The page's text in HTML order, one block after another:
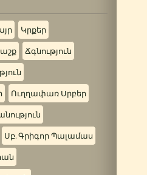
Կրքեր
Ճգնություն
Ուղղափառ Սրբեր
Սբ. Գրիգոր Պալամաս